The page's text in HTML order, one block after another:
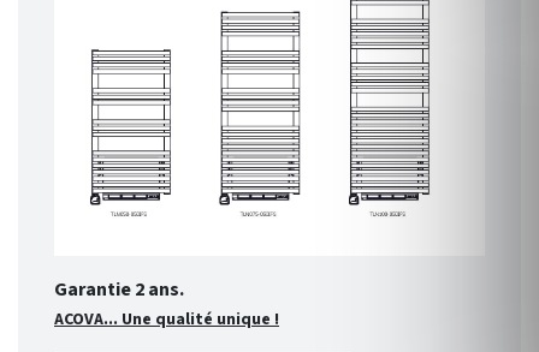
Garantie 2 ans.
ACOVA... Une qualité unique !